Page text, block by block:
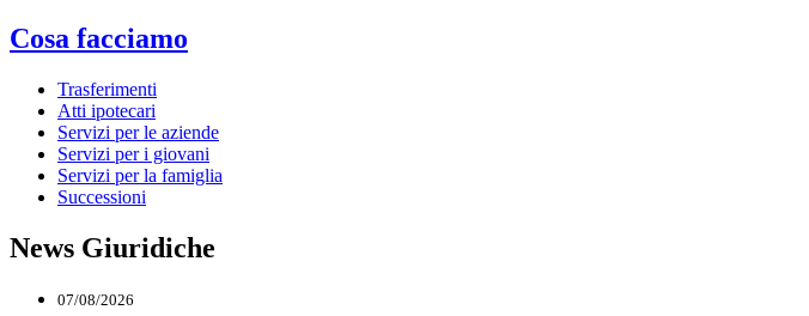
Cosa facciamo
Trasferimenti
Atti ipotecari
Servizi per le aziende
Servizi per i giovani
Servizi per la famiglia
Successioni
News Giuridiche
07/08/2026